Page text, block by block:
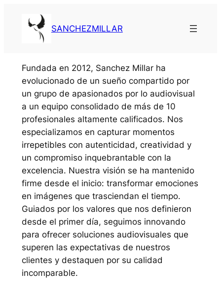
SANCHEZMILLAR
Fundada en 2012, Sanchez Millar ha
evolucionado de un sueño compartido por
un grupo de apasionados por lo audiovisual
a un equipo consolidado de más de 10
profesionales altamente calificados. Nos
especializamos en capturar momentos
irrepetibles con autenticidad, creatividad y
un compromiso inquebrantable con la
excelencia. Nuestra visión se ha mantenido
firme desde el inicio: transformar emociones
en imágenes que trasciendan el tiempo.
Guiados por los valores que nos definieron
desde el primer día, seguimos innovando
para ofrecer soluciones audiovisuales que
superen las expectativas de nuestros
clientes y destaquen por su calidad
incomparable.